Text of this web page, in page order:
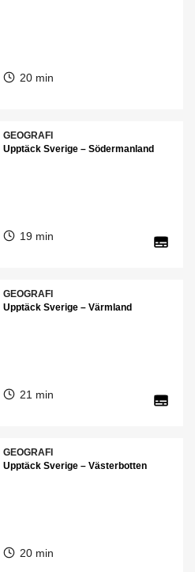
20 min
GEOGRAFI
Upptäck Sverige – Södermanland
19 min
GEOGRAFI
Upptäck Sverige – Värmland
21 min
GEOGRAFI
Upptäck Sverige – Västerbotten
20 min